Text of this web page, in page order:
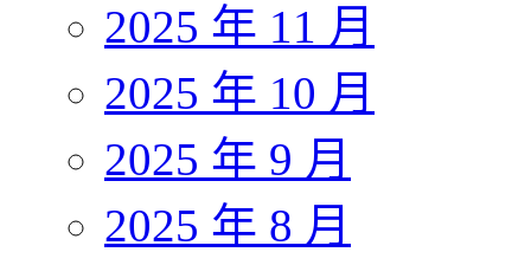
2025 年 11 月
2025 年 10 月
2025 年 9 月
2025 年 8 月